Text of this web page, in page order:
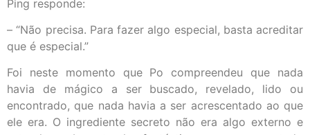
Ping responde:
– “Não precisa. Para fazer algo especial, basta acreditar
que é especial.”
Foi neste momento que Po compreendeu que nada
havia de mágico a ser buscado, revelado, lido ou
encontrado, que nada havia a ser acrescentado ao que
ele era. O ingrediente secreto não era algo externo e